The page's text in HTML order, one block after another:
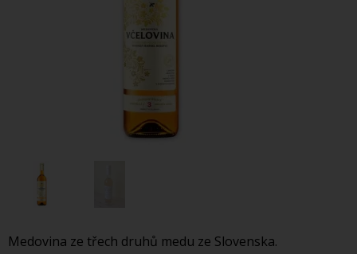
Medovina ze třech druhů medu ze Slovenska.